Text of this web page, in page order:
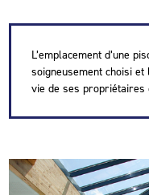
L’emplacement d’une
soigneusement choisi et
vie de ses propriétaires